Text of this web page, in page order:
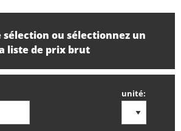
sélection ou sélectionnez un
liste de prix brut
unité: